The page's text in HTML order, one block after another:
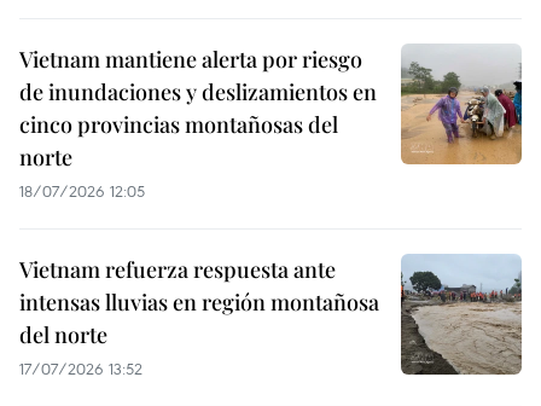
Vietnam mantiene alerta por riesgo
de inundaciones y deslizamientos en
cinco provincias montañosas del
norte
18/07/2026 12:05
Vietnam refuerza respuesta ante
intensas lluvias en región montañosa
del norte
17/07/2026 13:52